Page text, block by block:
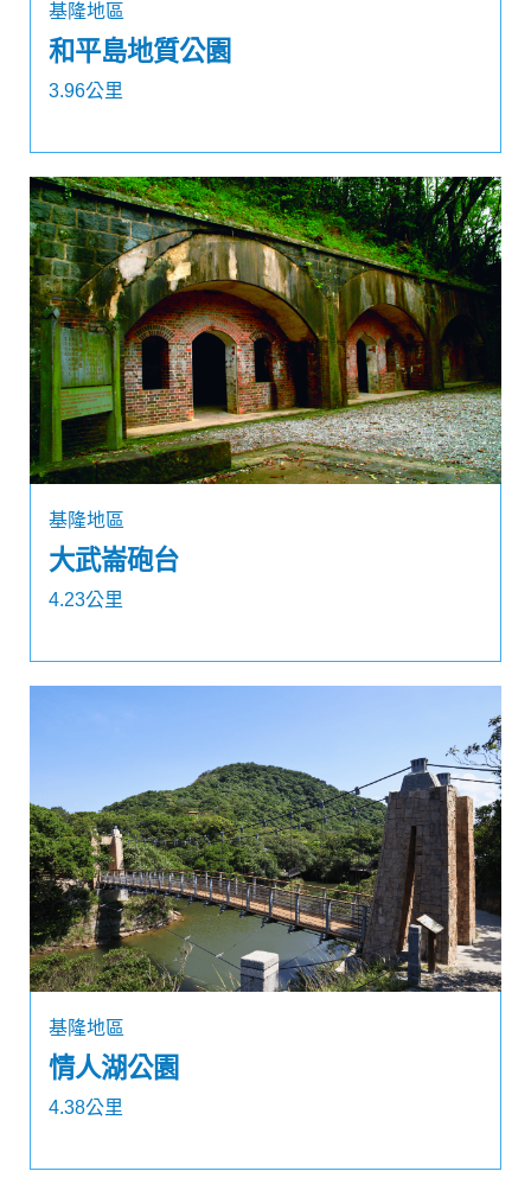
基隆地區
和平島地質公園
3.96公里
基隆地區
大武崙砲台
4.23公里
基隆地區
情人湖公園
4.38公里